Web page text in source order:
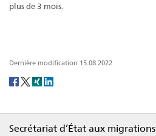
plus de 3 mois.
Dernière modification 15.08.2022
Social
Secrétariat d’État aux migrations